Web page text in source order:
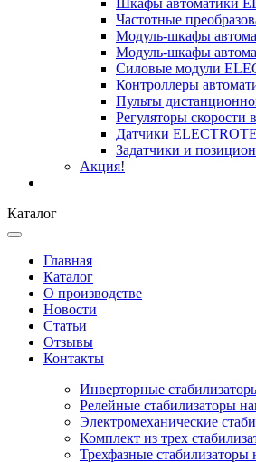
Шкафы автоматики
Частотные
Модуль-шкафы
Модуль-шкафы
Силовые модули
Контроллеры
Пульты
Регуляторы
Датчики
Задатчики и
Акция!
Каталог
Главная
Каталог
О производстве
Новости
Статьи
Отзывы
Контакты
Инверторные
Релейные стабилизаторы
Электромеханические
Комплект из трех
Трехфазные